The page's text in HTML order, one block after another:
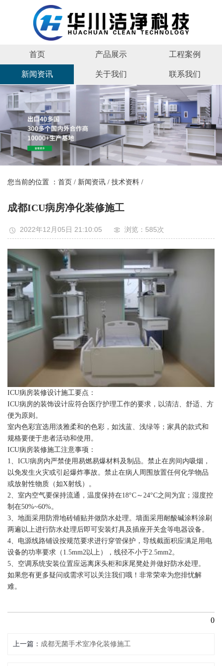
首页 产品展示 工程案例
新闻资讯 关于我们 联系我们
您当前的位置 ： 首页 / 新闻资讯 / 技术资料 /
成都ICU病房净化装修施工
2022年12月05日 21:10:05 浏览：585次
ICU病房装修设计施工要点：
ICU病房的装饰设计应符合医疗护理工作的要求，以清洁、舒适、方
便为原则。
室内色彩宜选用淡雅柔和的色彩，如浅蓝、浅绿等；家具的款式和
规格要便于患者活动和使用。
ICU病房装修施工注意事项：
1、ICU病房内严禁使用易燃易爆材料及制品。禁止在房间内吸烟，
以免发生火灾或引起爆炸事故。禁止在病人周围放置任何化学物品
或放射性物质（如X射线）。
2、室内空气要保持流通，温度保持在18°C～24°C之间为宜；湿度控
制在50%~60%。
3、地面采用防滑地砖铺贴并做防水处理。墙面采用耐酸碱涂料涂刷
两遍以上进行防水处理后即可安装灯具及插座开关盒等电器设备。
4、电源线路铺设按规范要求进行穿管保护，导线截面积应满足用电
设备的功率要求（1.5mm2以上），线径不小于2.5mm2。
5、空调系统安装位置应远离床头柜和床尾凳处并做好防水处理。
如果您有更多疑问或需求可以关注我们哦！非常荣幸为您排忧解
难。
0
上一篇 成都无菌手术室净化装修施工